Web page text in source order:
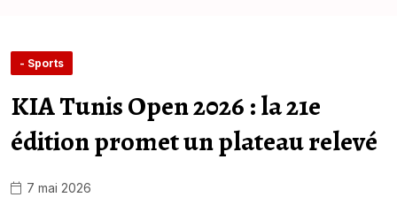
- Sports
KIA Tunis Open 2026 : la 21e
édition promet un plateau relevé
7 mai 2026